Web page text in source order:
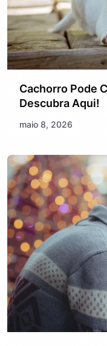
Cachorro Pode
Descubra Aqui!
maio 8, 2026